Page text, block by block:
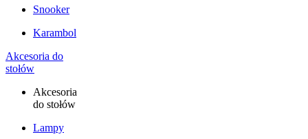
Snooker
Karambol
Akcesoria do
stołów
Akcesoria
do stołów
Lampy